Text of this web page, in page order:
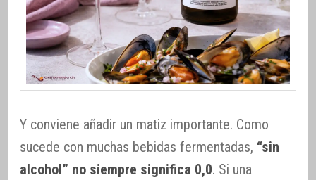
Y conviene añadir un matiz importante. Como
sucede con muchas bebidas fermentadas, “sin
alcohol” no siempre significa 0,0. Si una